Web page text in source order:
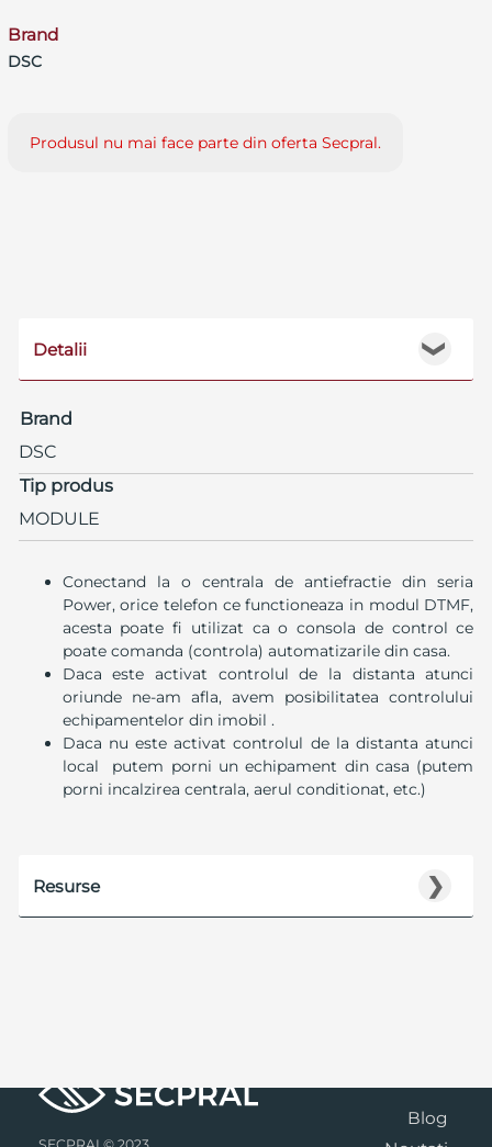
Brand
DSC
Produsul nu mai face parte din oferta Secpral.
❯
Detalii
Brand
DSC
Tip produs
MODULE
Conectand la o centrala de antiefractie din seria
Power, orice telefon ce functioneaza in modul DTMF,
acesta poate fi utilizat ca o consola de control ce
poate comanda (controla) automatizarile din casa.
Daca este activat controlul de la distanta atunci
oriunde ne-am afla, avem posibilitatea controlului
echipamentelor din imobil .
Daca nu este activat controlul de la distanta atunci
local putem porni un echipament din casa (putem
porni incalzirea centrala, aerul conditionat, etc.)
❯
Resurse
Blog